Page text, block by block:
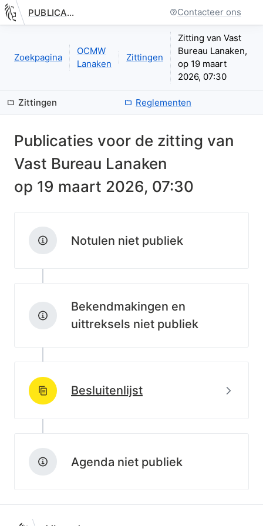
Nieuwe pagina: bestuurseenheid.zittingen.zitting.index
PUBLICATIE.GELINKT-NOTULEREN.VLAANDEREN.BE Contacteer ons
Zoekpagina
OCMW
Lanaken
Zittingen
Zitting van Vast
Bureau Lanaken,
op 19 maart
2026, 07:30
Zittingen Reglementen
Publicaties voor de zitting van
Vast Bureau Lanaken
op 19 maart 2026, 07:30
Notulen niet publiek
Bekendmakingen en
uittreksels niet publiek
Besluitenlijst
http://data.lblod.info/id/lblod/besluitenlijsten/
Agenda niet publiek